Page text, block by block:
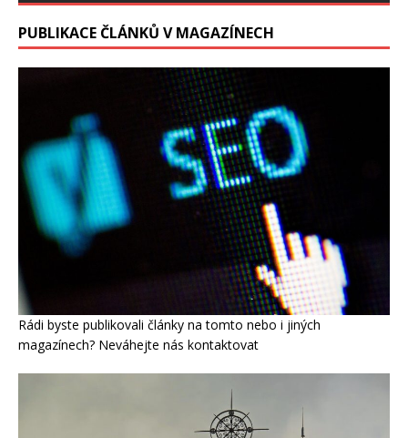
PUBLIKACE ČLÁNKŮ V MAGAZÍNECH
Rádi byste publikovali články na tomto nebo i jiných
magazínech? Neváhejte nás kontaktovat